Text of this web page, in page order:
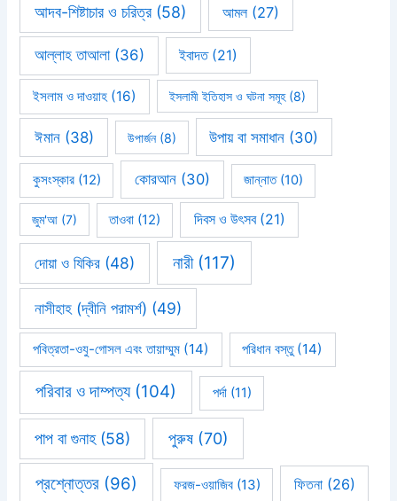
আদব-শিষ্টাচার ও চরিত্র(58) আমল(27)
আল্লাহ তাআলা(36) ইবাদত(21)
ইসলাম ও দাওয়াহ (16) ইসলামী ইতিহাস ও ঘটনা সমূহ(8)
ঈমান(38) উপার্জন(8) উপায় বা সমাধান (30)
কুসংস্কার(12) কোরআন (30) জান্নাত(10)
জুম'আ (7) তাওবা (12) দিবস ও উৎসব(21)
দোয়া ও যিকির (48) নারী(117)
নাসীহাহ (দ্বীনি পরামর্শ) (49)
পবিত্রতা-ওযু-গোসল এবং তায়াম্মুম (14) পরিধান বস্তু(14)
পরিবার ও দাম্পত্য(104) পর্দা(11)
পাপ বা গুনাহ(58) পুরুষ(70)
প্রশ্নোত্তর (96) ফরজ-ওয়াজিব(13) ফিতনা(26)